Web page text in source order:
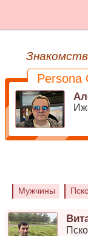
Persona
Мужчины